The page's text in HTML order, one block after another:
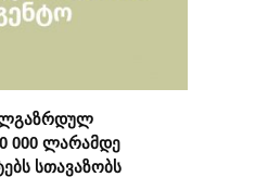
000 ლარამდე
სთავაზობს